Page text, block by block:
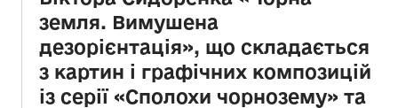
земля. Вимушена
дезорієнтація», що складається
з картин і графічних композицій
із серії «Сполохи чорнозему» та